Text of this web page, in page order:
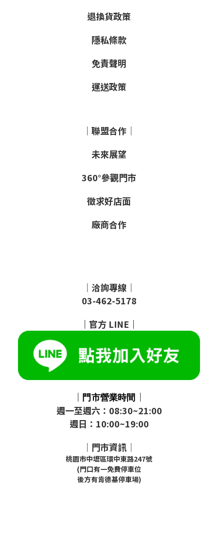
退換貨政策
隱私條款
免責聲明
運送政策
｜聯盟合作｜
未來展望
360°參觀門市
徵求好店面
廠商合作
｜洽詢專線｜
03-462-5178
｜ 官方 LINE ｜
｜ 門市營業時間 ｜
週一至週六：08:30~21:00
週日：10:00~19:00
｜門市資訊｜
桃園市中壢區環中東路247號
(門口有一免費停車位
後方有肯德基停車場)